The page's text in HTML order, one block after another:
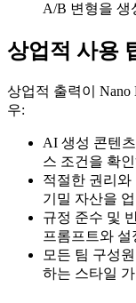
A/B 변형을 생
상업적 사용
상업적 출력이 Nano
우:
AI 생성 콘텐
스 조건을 확
적절한 권리와
기밀 자산을
규정 준수 및
프롬프트와
모든 팀 구성
하는 스타일